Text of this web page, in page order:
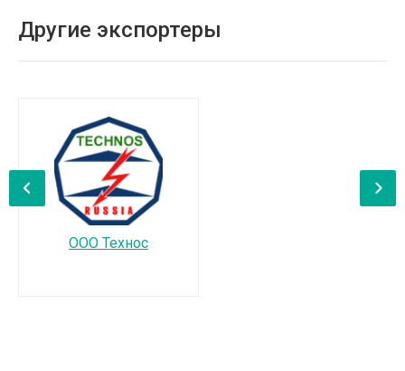
Другие экспортеры
ООО Технос